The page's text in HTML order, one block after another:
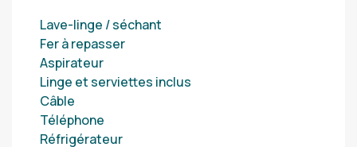
Lave-linge / séchant
Fer à repasser
Aspirateur
Linge et serviettes inclus
Câble
Téléphone
Réfrigérateur